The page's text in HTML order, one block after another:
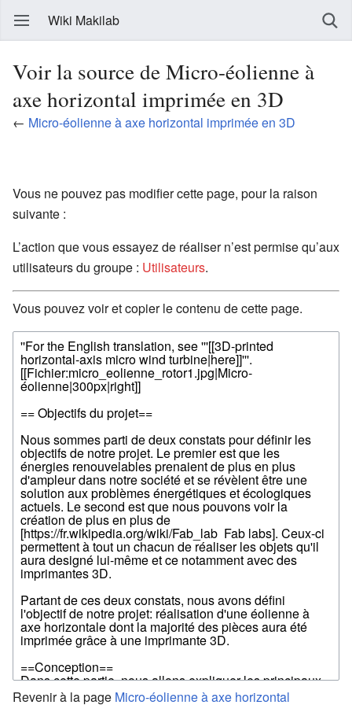
Wiki Makilab
Voir la source de Micro-éolienne à
axe horizontal imprimée en 3D
← Micro-éolienne à axe horizontal imprimée en 3D
Vous ne pouvez pas modifier cette page, pour la raison
suivante :
L’action que vous essayez de réaliser n’est permise qu’aux
utilisateurs du groupe : Utilisateurs.
Vous pouvez voir et copier le contenu de cette page.
Revenir à la page Micro-éolienne à axe horizontal